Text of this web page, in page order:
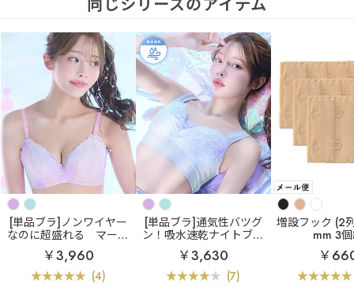
同じシリーズのアイテム
[単品ブラ]ノンワイヤー
なのに超盛れる
マーメ
イド アクアレース ノン
ワイヤー 超盛ブラ(R) 単
品ブラジャー
￥3,960
(4)
[単品ブラ]通気性バツグ
ン！吸水速乾ナイトブラ
エアリークール マーメ
イド アクアレース 夢ご
こち ナイトブラ 単品ブ
ラジャー
￥3,630
(7)
増設フック (2
mm 3
￥